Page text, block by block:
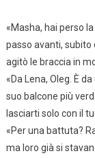
«Masha, hai perso
passo avanti, subito
agitò le braccia in
«Da Lena, Oleg. È
suo balcone più
lasciarti solo con il
«Per una battuta?
ma loro già si